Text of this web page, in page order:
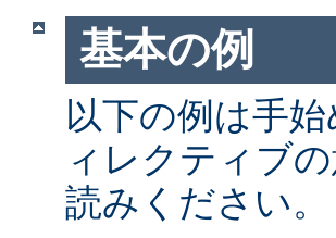
基本の例
以下の例は手
ィレクティブ
読みください。